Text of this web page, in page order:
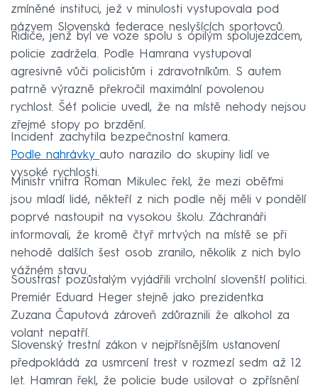
zmíněné instituci, jež v minulosti vystupovala pod
názvem Slovenská federace neslyšících sportovců.
Řidiče, jenž byl ve voze spolu s opilým spolujezdcem,
policie zadržela. Podle Hamrana vystupoval
agresivně vůči policistům i zdravotníkům. S autem
patrně výrazně překročil maximální povolenou
rychlost. Šéf policie uvedl, že na místě nehody nejsou
zřejmé stopy po brzdění.
Incident zachytila bezpečnostní kamera.
Podle nahrávky auto narazilo do skupiny lidí ve
vysoké rychlosti.
Ministr vnitra Roman Mikulec řekl, že mezi oběťmi
jsou mladí lidé, někteří z nich podle něj měli v pondělí
poprvé nastoupit na vysokou školu. Záchranáři
informovali, že kromě čtyř mrtvých na místě se při
nehodě dalších šest osob zranilo, několik z nich bylo
vážném stavu.
Soustrast pozůstalým vyjádřili vrcholní slovenští politici.
Premiér Eduard Heger stejně jako prezidentka
Zuzana Čaputová zároveň zdůraznili že alkohol za
volant nepatří.
Slovenský trestní zákon v nejpřísnějším ustanovení
předpokládá za usmrcení trest v rozmezí sedm až 12
let. Hamran řekl, že policie bude usilovat o zpřísnění